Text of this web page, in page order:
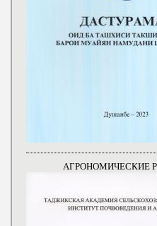
АГРОНОМИЧЕСКИЕ